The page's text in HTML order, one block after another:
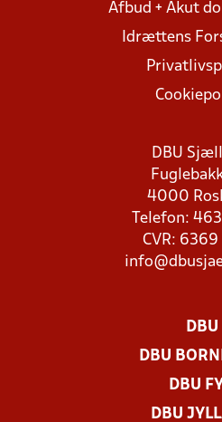
Afbud + Akut
Idrættens
DBU
4000
Telefon:
CVR:
DBU
DBU
DBU
DBU